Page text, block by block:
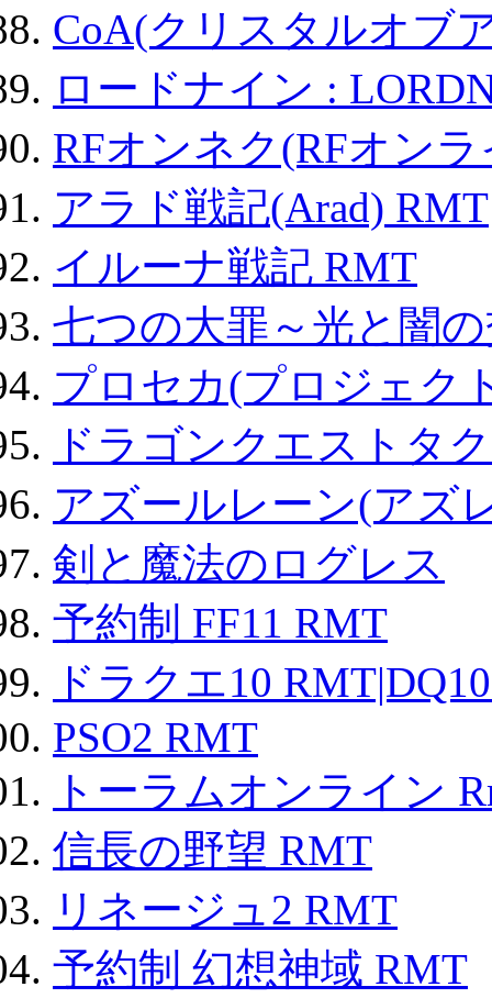
CoA(クリスタルオブ
ロードナイン :
RFオンネク(RFオン
アラド戦記(Arad) RMT
イルーナ戦記 RMT
七つの大罪～光と闇
プロセカ(プロジェク
ドラゴンクエストタ
アズールレーン(アズ
剣と魔法のログレス
予約制 FF11 RMT
ドラクエ10
PSO2 RMT
トーラムオンライン
信長の野望 RMT
リネージュ2 RMT
予約制 幻想神域 RMT